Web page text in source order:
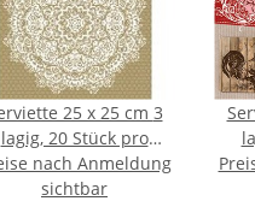
25 x 25 cm 3
lagig, 20 Stück pro
"Lace Flower
FSC Mix" AMBIENTE
nach Anmeldung
sichtbar